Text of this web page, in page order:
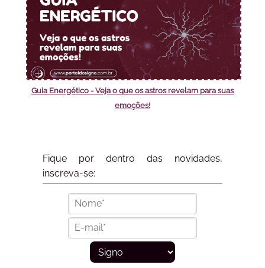
Guia Energético - Veja o que os astros revelam para suas
emoções!
Fique por dentro das novidades,
inscreva-se: